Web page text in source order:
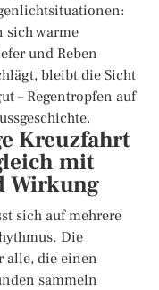
sich warme
und Reben
bleibt die Sicht
– Regentropfen auf
Kreuzfahrt
mit
Wirkung
sich auf mehrere
Die
alle, die einen
sammeln